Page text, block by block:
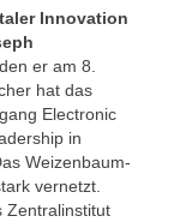
Innovation
, den er am 8.
hat das
Electronic
in
Weizenbaum-
vernetzt.
Zentralinstitut